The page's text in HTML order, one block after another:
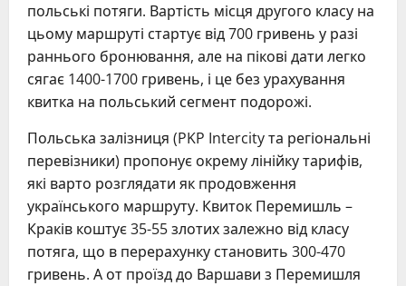
польські потяги. Вартість місця другого класу на
цьому маршруті стартує від 700 гривень у разі
раннього бронювання, але на пікові дати легко
сягає 1400-1700 гривень, і це без урахування
квитка на польський сегмент подорожі.
Польська залізниця (PKP Intercity та регіональні
перевізники) пропонує окрему лінійку тарифів,
які варто розглядати як продовження
українського маршруту. Квиток Перемишль –
Краків коштує 35-55 злотих залежно від класу
потяга, що в перерахунку становить 300-470
гривень. А от проїзд до Варшави з Перемишля